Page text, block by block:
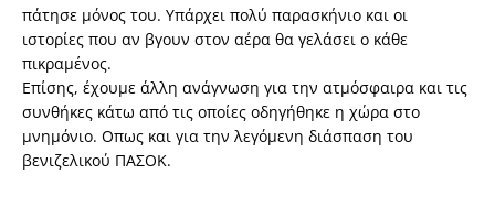
πάτησε μόνος του. Υπάρχει πολύ παρασκήνιο και οι
ιστορίες που αν βγουν στον αέρα θα γελάσει ο κάθε
πικραμένος.
Επίσης, έχουμε άλλη ανάγνωση για την ατμόσφαιρα και τις
συνθήκες κάτω από τις οποίες οδηγήθηκε η χώρα στο
μνημόνιο. Οπως και για την λεγόμενη διάσπαση του
βενιζελικού ΠΑΣΟΚ.